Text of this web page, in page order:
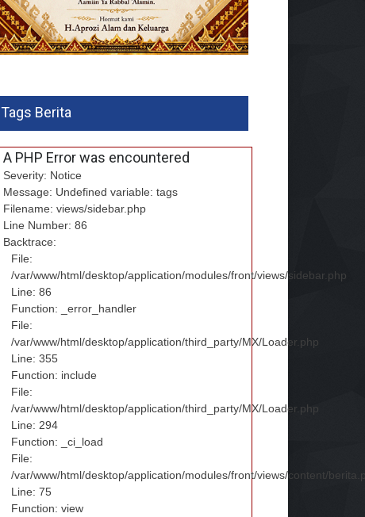
Tags Berita
A PHP Error was encountered
Severity: Notice
Message: Undefined variable: tags
Filename: views/sidebar.php
Line Number: 86
Backtrace:
File:
/var/www/html/desktop/application/modules/front/views/sidebar.php
Line: 86
Function: _error_handler
File:
/var/www/html/desktop/application/third_party/MX/Loader.php
Line: 355
Function: include
File:
/var/www/html/desktop/application/third_party/MX/Loader.php
Line: 294
Function: _ci_load
File:
/var/www/html/desktop/application/modules/front/views/content/
Line: 75
Function: view